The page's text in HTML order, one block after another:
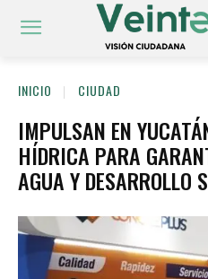
INICIO CIUDAD
IMPULSAN EN
HÍDRICA PARA
AGUA Y DESARROLLO